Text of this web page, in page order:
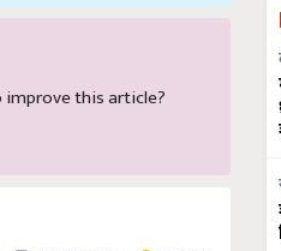
improve this article?